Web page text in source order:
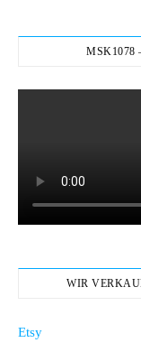
MSK1078
WIR
Etsy